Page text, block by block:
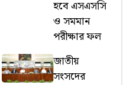
হবে এসএসসি
ও সমমান
পরীক্ষার ফল
জাতীয়
সংসদের